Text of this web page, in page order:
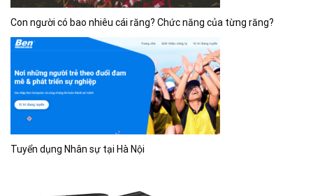
Con người có bao nhiêu cái răng? Chức năng của từng răng?
Tuyển dụng Nhân sự tại Hà Nội